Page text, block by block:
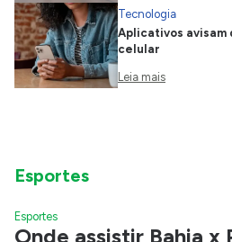
Tecnologia
Aplicativos avisam
celular
Leia mais
Esportes
Esportes
Onde assistir Bahia x